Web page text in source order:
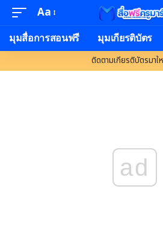
Aa
มุมสื่อการสอนฟรี มุมเกียรติบัตร
ติดตามเกียรติบัตรมาใ
ad